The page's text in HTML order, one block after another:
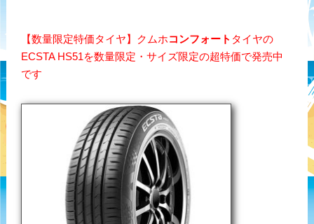
【数量限定特価タイヤ】クムホコンフォート タイヤの
ECSTA HS51を数量限定・サイズ限定の超特価で発売中
です